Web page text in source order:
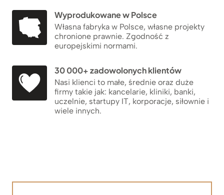
Wyprodukowane w Polsce
Własna fabryka w Polsce, własne projekty
chronione prawnie. Zgodność z
europejskimi normami.
30 000+ zadowolonych klientów
Nasi klienci to małe, średnie oraz duże
firmy takie jak: kancelarie, kliniki, banki,
uczelnie, startupy IT, korporacje, siłownie i
wiele innych.